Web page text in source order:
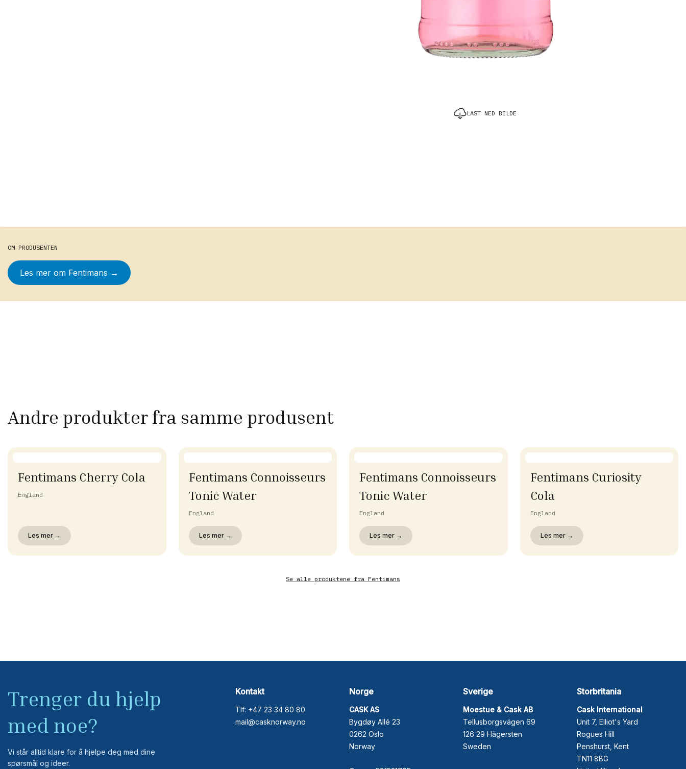
LAST NED BILDE
OM PRODUSENTEN
Les mer om Fentimans →
Andre produkter fra samme produsent
Fentimans Cherry Cola
England
Les mer →
Fentimans Connoisseurs
Tonic Water
England
Les mer →
Fentimans Connoisseurs
Tonic Water
England
Les mer →
Fentimans Curiosity
Cola
England
Les mer →
Se alle produktene fra Fentimans
Trenger du hjelp
med noe?
Vi står alltid klare for å hjelpe deg med dine
spørsmål og ideer.
Kontakt
Tlf: +47 23 34 80 80
mail@casknorway.no
Norge
CASK AS
Bygdøy Allé 23
0262 Oslo
Norway
Sverige
Moestue & Cask AB
Tellusborgsvägen 69
126 29 Hägersten
Sweden
Storbritania
Cask International
Unit 7, Elliot's Yard
Rogues Hill
Penshurst, Kent
TN11 8BG